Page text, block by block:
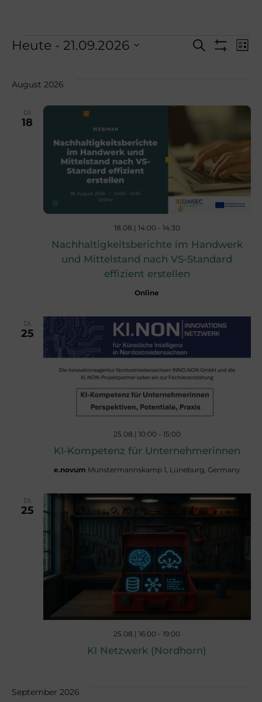
V
r
a
n
t
l
t
u
n
g
e
n
S
u
c
Suche
V
r
a
s
a
t
s
c
Liste
Heute - 21.09.2026
August 2026
DI.
18
Nachhaltigkeitsberichte im Handwerk
und Mittelstand nach VS-Standard
effizient erstellen
18.08.| 14:00 - 14:30
Online
DI.
25
KI-Kompetenz für Unternehmerinnen
25.08.| 10:00 - 15:00
e.novum Munstermannskamp 1, Lüneburg, Germany
DI.
25
KI Netzwerk (Nordhorn)
25.08.| 16:00 - 19:00
September 2026